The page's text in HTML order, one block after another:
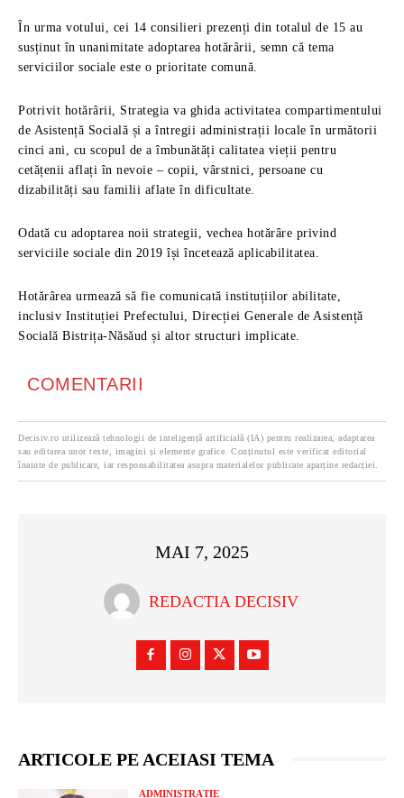
În urma votului, cei 14 consilieri prezenți din totalul de 15 au
susținut în unanimitate adoptarea hotărârii, semn că tema
serviciilor sociale este o prioritate comună.
Potrivit hotărârii, Strategia va ghida activitatea compartimentului
de Asistență Socială și a întregii administrații locale în următorii
cinci ani, cu scopul de a îmbunătăți calitatea vieții pentru
cetățenii aflați în nevoie – copii, vârstnici, persoane cu
dizabilități sau familii aflate în dificultate.
Odată cu adoptarea noii strategii, vechea hotărâre privind
serviciile sociale din 2019 își încetează aplicabilitatea.
Hotărârea urmează să fie comunicată instituțiilor abilitate,
inclusiv Instituției Prefectului, Direcției Generale de Asistență
Socială Bistrița-Năsăud și altor structuri implicate.
COMENTARII
Decisiv.ro utilizează tehnologii de inteligență artificială (IA) pentru realizarea, adaptarea
sau editarea unor texte, imagini și elemente grafice. Conținutul este verificat editorial
înainte de publicare, iar responsabilitatea asupra materialelor publicate aparține redacției.
MAI 7, 2025
REDACTIA DECISIV
ARTICOLE PE ACEIASI TEMA
ADMINISTRAȚIE